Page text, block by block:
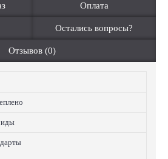
Оплата
Остались вопросы?
Отзывов (0)